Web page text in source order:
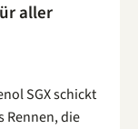
aller
SGX schickt
Rennen, die